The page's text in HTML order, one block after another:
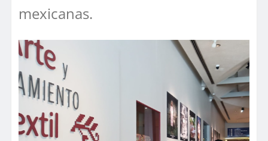
mexicanas.